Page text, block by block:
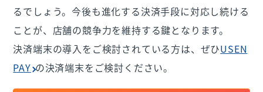
るでしょう。今後も進化する決済手段に対応し続ける
ことが、店舗の競争力を維持する鍵となります。
決済端末の導入をご検討されている方は、ぜひUSEN
PAY の決済端末をご検討ください。